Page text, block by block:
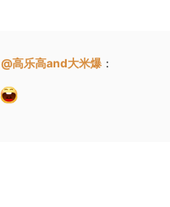
@高乐高and大米爆 ：